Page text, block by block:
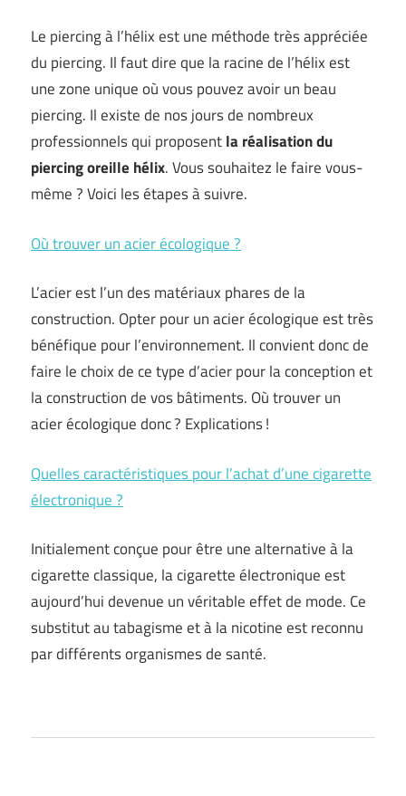
Le piercing à l’hélix est une méthode très appréciée
du piercing. Il faut dire que la racine de l’hélix est
une zone unique où vous pouvez avoir un beau
piercing. Il existe de nos jours de nombreux
professionnels qui proposentla réalisation du
piercing oreille hélix. Vous souhaitez le faire vous-
même ? Voici les étapes à suivre.
Où trouver un acier écologique ?
L’acier est l’un des matériaux phares de la
construction. Opter pour un acier écologique est très
bénéfique pour l’environnement. Il convient donc de
faire le choix de ce type d’acier pour la conception et
la construction de vos bâtiments. Où trouver un
acier écologique donc ? Explications !
Quelles caractéristiques pour l’achat d’une cigarette
électronique ?
Initialement conçue pour être une alternative à la
cigarette classique, la cigarette électronique est
aujourd’hui devenue un véritable effet de mode. Ce
substitut au tabagisme et à la nicotine est reconnu
par différents organismes de santé.